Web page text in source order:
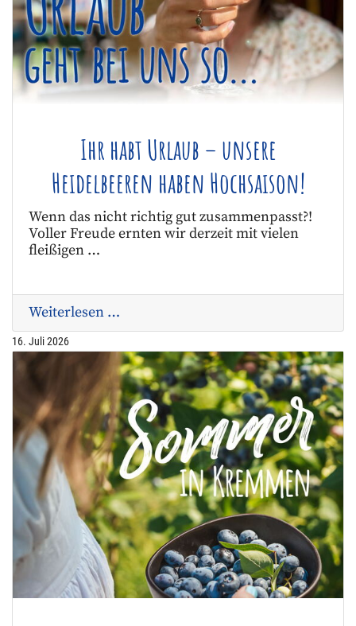
Ihr habt Urlaub – unsere
Heidelbeeren haben Hochsaison!
Wenn das nicht richtig gut zusammenpasst?!
Voller Freude ernten wir derzeit mit vielen
fleißigen …
Weiterlesen …
16. Juli 2026